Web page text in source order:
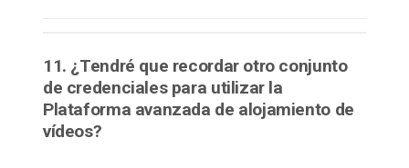
11. ¿Tendré que recordar otro conjunto
de credenciales para utilizar la
Plataforma avanzada de alojamiento de
vídeos?